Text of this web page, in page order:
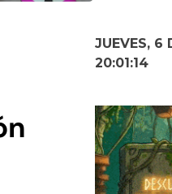
JUEVES, 6
20:01:16